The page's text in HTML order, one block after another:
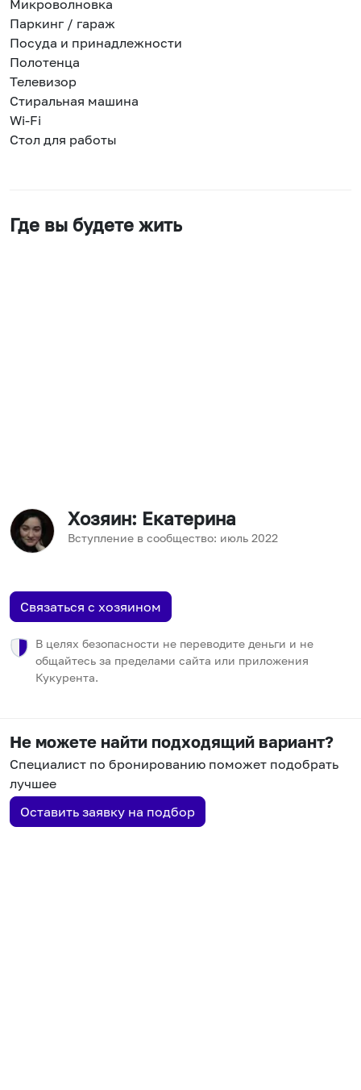
Микроволновка
Паркинг / гараж
Посуда и принадлежности
Полотенца
Телевизор
Стиральная машина
Wi-Fi
Стол для работы
Где вы будете жить
Хозяин: Екатерина
Вступление в сообщество: июль 2022
Связаться с хозяином
В целях безопасности не переводите деньги и не
общайтесь за пределами сайта или приложения
Кукурента.
Не можете найти подходящий вариант?
Специалист по бронированию поможет подобрать
лучшее
Оставить заявку на подбор